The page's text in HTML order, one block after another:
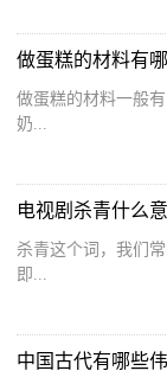
做蛋糕的材料有
做蛋糕的材料一般
奶...
电视剧杀青什么
杀青这个词，我们
即...
中国古代有哪些